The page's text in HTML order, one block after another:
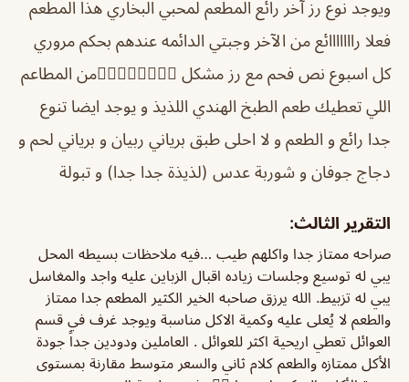
ويوجد نوع رز آخر رائع المطعم لمحبي البخاري هذا المطعم
فعلا رااااااائع من الآخر وجبتي الدائمه عندهم بحكم مروري
كل اسبوع نص فحم مع رز مشكل 👌🏼👌🏼👌🏼👌🏼من المطاعم
اللي تعطيك طعم الطبخ الهندي اللذيذ و يوجد ايضا تنوع
جدا رائع و الطعم و لا احلى طبق برياني ربيان و برياني لحم و
دجاج جوفان و شوربة عدس (لذيذة جدا جدا) و تبولة
التقرير الثالث:
صراحه ممتاز جدا واكلهم طيب …فيه ملاحظات بسيطه المحل
يبي له توسيع وجلسات زياده اقبال الزباين عليه واجد والمغاسل
يبي له تزبيط. الله يرزق صاحبه الخير الكثير المطعم جدا ممتاز
والطعم لا يُعلى عليه وكمية الاكل مناسبة ويوجد غرف في قسم
العوائل تعطي اريحية اكثر للعوائل . العاملين ودودين جداً جودة
الأكل ممتازه والطعم كلام ثاني والسعر متوسط مقارنة بمستوى